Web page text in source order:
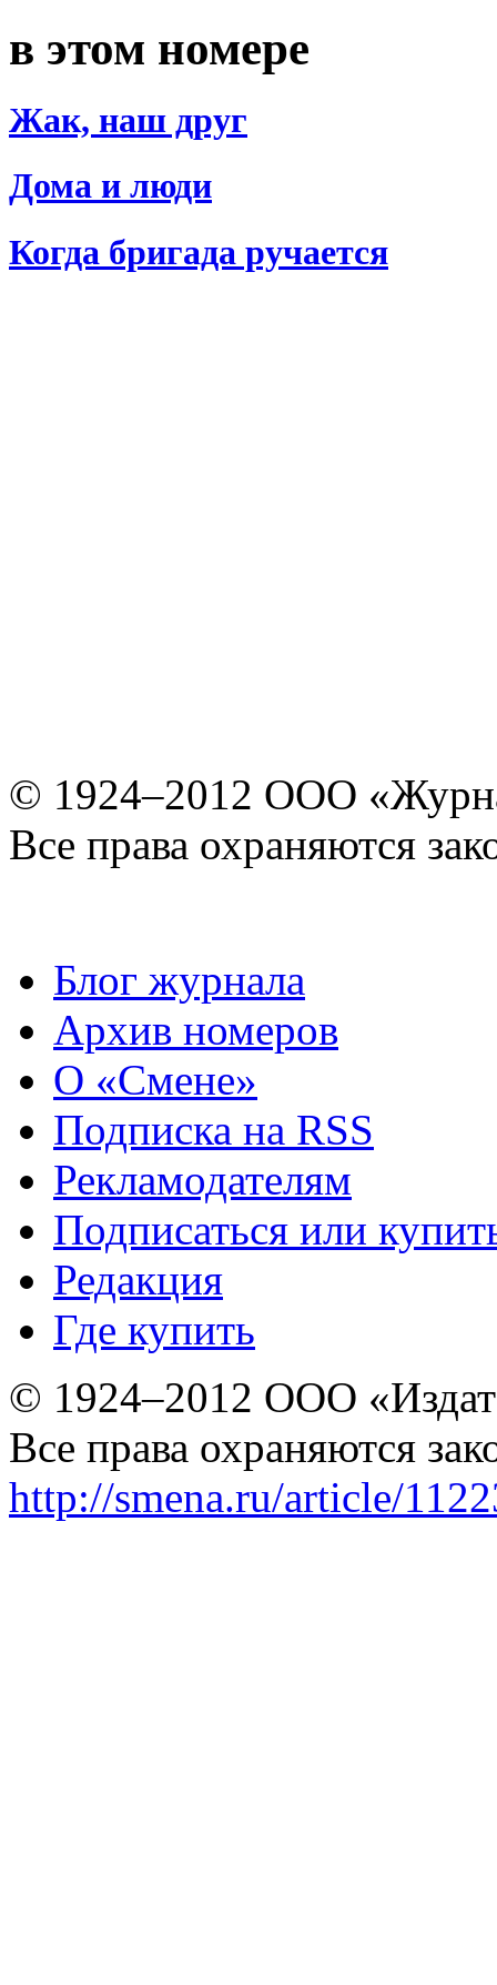
в этом номере
Жак, наш друг
Дома и люди
Когда бригада ручается
© 1924–2012 ООО
Все права охраняются
Блог журнала
Архив номеров
О «Смене»
Подписка на RSS
Рекламодателям
Подписаться или
Редакция
Где купить
© 1924–2012 ООО
Все права охраняются
http://smena.ru/article/